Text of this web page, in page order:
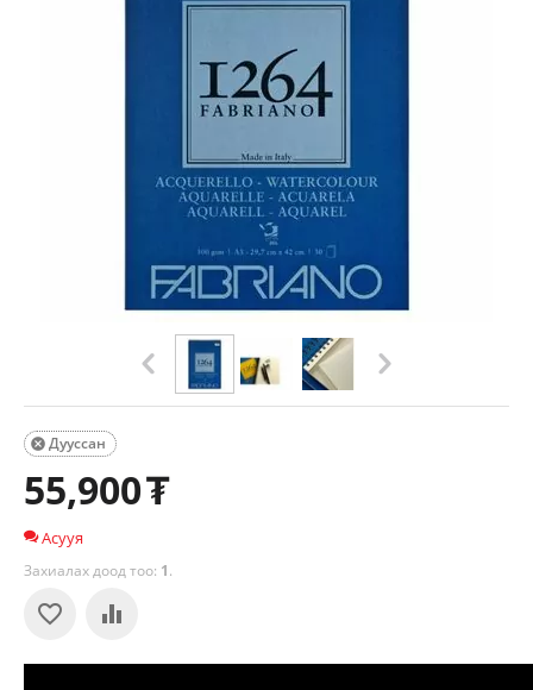
Дууссан

55,900₮
Асууя
Захиалах доод тоо: 1.